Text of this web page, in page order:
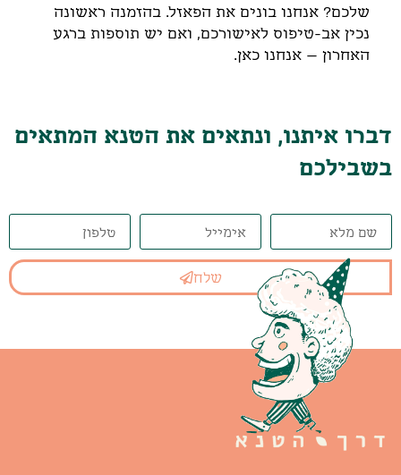
שלכם? אנחנו בונים את הפאזל. בהזמנה ראשונה
נכין אב-טיפוס לאישורכם, ואם יש תוספות ברגע
האחרון – אנחנו כאן.
דברו איתנו, ונתאים את הטנא המתאים
בשבילכם
שלח